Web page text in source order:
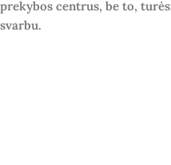
prekybos centrus, be to,
svarbu.